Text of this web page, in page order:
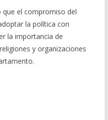
que el compromiso del
la política con
la importancia de
y organizaciones